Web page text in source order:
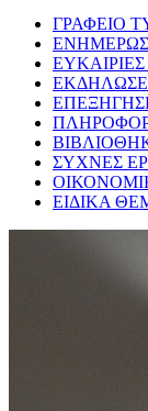
ΓΡΑΦΕΙΟ
ΣΥΧΝΕΣ
ΕΙΔΙΚΑ